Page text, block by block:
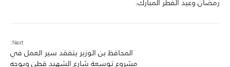
Next:
المحافظ بن الوزير يتفقد سير العمل في
مشروع توسعة شارع الشهيد قطن ويوجه